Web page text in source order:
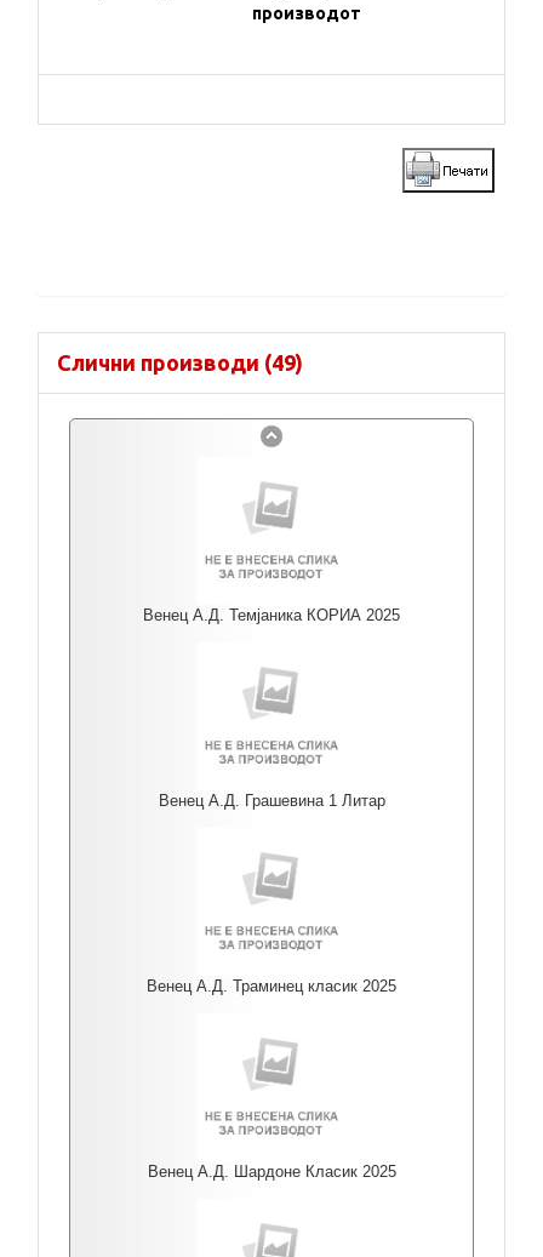
производот
Слични производи (49)
Венец А.Д. Темјаника КОРИА 2025
Венец А.Д. Грашевина 1 Литар
Венец А.Д. Траминец класик 2025
Венец А.Д. Шардоне Класик 2025